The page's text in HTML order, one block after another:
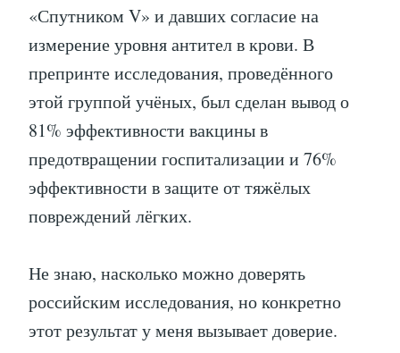
«Спутником V» и давших согласие на
измерение уровня антител в крови. В
препринте исследования, проведённого
этой группой учёных, был сделан вывод о
81% эффективности вакцины в
предотвращении госпитализации и 76%
эффективности в защите от тяжёлых
повреждений лёгких.
Не знаю, насколько можно доверять
российским исследования, но конкретно
этот результат у меня вызывает доверие.